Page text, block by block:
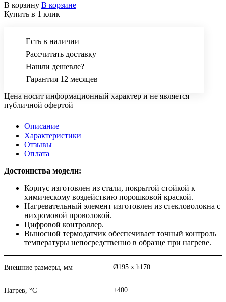
В корзину В корзине
Купить в 1 клик
Есть в наличии
Рассчитать доставку
Нашли дешевле?
Гарантия 12 месяцев
Цена носит информационный характер и не является
публичной офертой
Описание
Характеристики
Отзывы
Оплата
Достоинства модели:
Корпус изготовлен из стали, покрытой стойкой к
химическому воздействию порошковой краской.
Нагревательный элемент изготовлен из стекловолокна с
нихромовой проволокой.
Цифровой контроллер.
Выносной термодатчик обеспечивает точный контроль
температуры непосредственно в образце при нагреве.
Внешние размеры, мм Ø195 х h170
Нагрев, °С +400